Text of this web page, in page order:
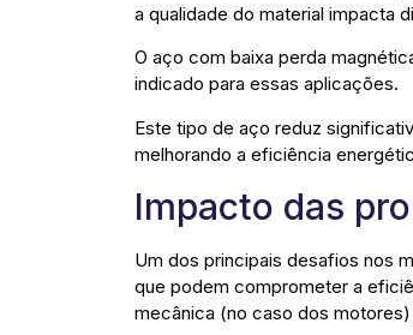
a qualidade do material impacta
O aço com baixa perda
indicado para essas aplicações.
Este tipo de aço reduz
melhorando a eficiência
Impacto das
Um dos principais desafios nos
que podem comprometer a
mecânica (no caso dos